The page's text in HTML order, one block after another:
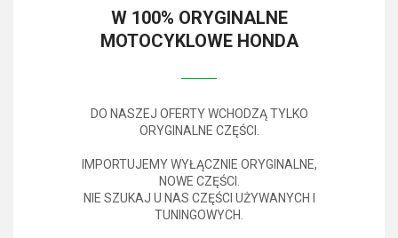
W 100% ORYGINALNE
MOTOCYKLOWE HONDA
DO NASZEJ OFERTY WCHODZĄ TYLKO
ORYGINALNE CZĘŚCI.
IMPORTUJEMY WYŁĄCZNIE ORYGINALNE,
NOWE CZĘŚCI.
NIE SZUKAJ U NAS CZĘŚCI UŻYWANYCH I
TUNINGOWYCH.